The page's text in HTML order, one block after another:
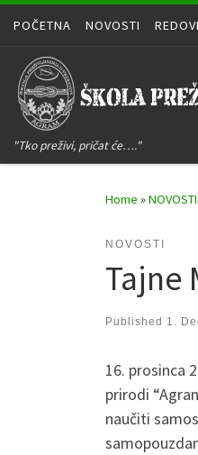
Skip to content
POČETNA NOVOSTI
"Tko preživi, pričat će…."
Home »NOVOSTI
NOVOSTI
Tajne
Published 1.
16. prosinca
prirodi
naučiti